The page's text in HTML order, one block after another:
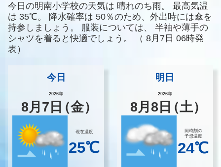
今日の明南小学校の天気は 晴れのち雨。
最高気温
は 35℃。 降水確率は 50％のため、外出時には傘を
持参しましょう。
服装については、
半袖や薄手の
シャツを着ると快適でしょう。
（ 8月7日 06時発
表）
今日
2026年
8月 7 日（金）
現在温度
25℃
明日
2026年
8月8 日（土）
同時刻の
予想温度
24℃